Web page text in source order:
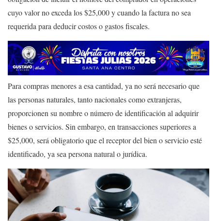
cuyo valor no exceda los $25,000 y cuando la factura no sea
requerida para deducir costos o gastos fiscales.
Para compras menores a esa cantidad, ya no será necesario que
las personas naturales, tanto nacionales como extranjeras,
proporcionen su nombre o número de identificación al adquirir
bienes o servicios. Sin embargo, en transacciones superiores a
$25,000, será obligatorio que el receptor del bien o servicio esté
identificado, ya sea persona natural o jurídica.